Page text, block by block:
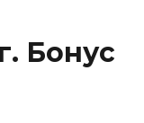
Бонус